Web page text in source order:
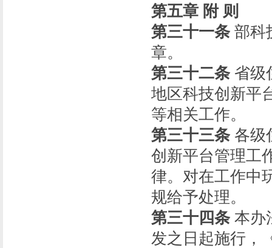
第五章 附 则
第三十一条 部科
章。
第三十二条 省级
地区科技创新平
等相关工作。
第三十三条 各级
创新平台管理工
律。对在工作中
规给予处理。
第三十四条 本办
发之日起施行，